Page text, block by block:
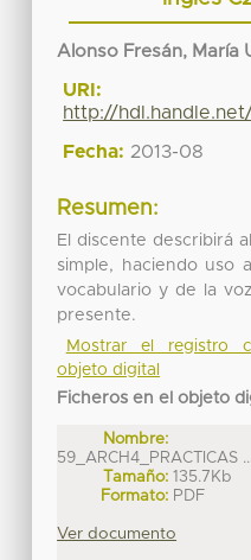
Alonso Fresán, María
URI:
http://
Fecha: 2013-08
Resumen:
El discente describirá
simple, haciendo uso
vocabulario y de la
presente.
Mostrar el registro
objeto digital
Ficheros en el objeto
Nombre:
59_ARCH4_PRACTICAS
Tamaño: 135.7Kb
Formato: PDF
Ver documento